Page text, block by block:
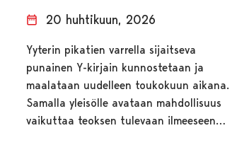
20 huhtikuun, 2026
Yyterin pikatien varrella sijaitseva
punainen Y-kirjain kunnostetaan ja
maalataan uudelleen toukokuun aikana.
Samalla yleisölle avataan mahdollisuus
vaikuttaa teoksen tulevaan ilmeeseen…